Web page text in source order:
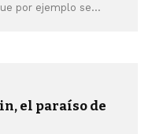
por ejemplo se...
el paraíso de